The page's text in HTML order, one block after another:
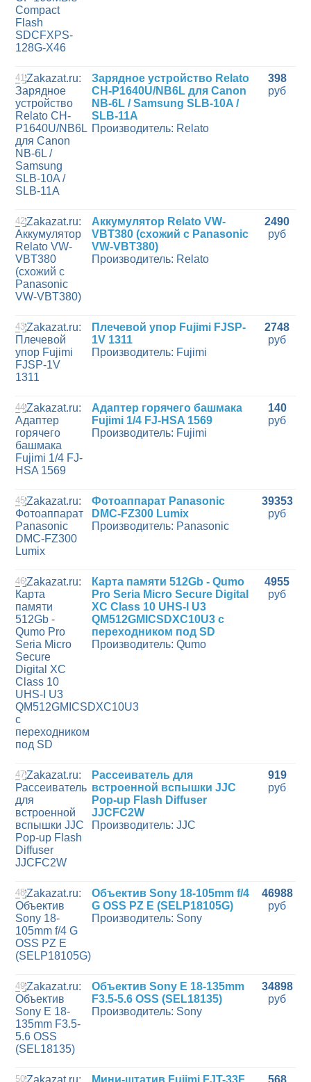
41
Зарядное устройство Relato
CH-P1640U/NB6L для Canon
NB-6L / Samsung SLB-10A /
SLB-11A
Производитель: Relato
398
руб
42
Аккумулятор Relato VW-
VBT380 (схожий с Panasonic
VW-VBT380)
Производитель: Relato
2490
руб
43
Плечевой упор Fujimi FJSP-
1V 1311
Производитель: Fujimi
2748
руб
44
Адаптер горячего башмака
Fujimi 1/4 FJ-HSA 1569
Производитель: Fujimi
140
руб
45
Фотоаппарат Panasonic
DMC-FZ300 Lumix
Производитель: Panasonic
39353
руб
46
Карта памяти 512Gb - Qumo
Pro Seria Micro Secure Digital
XC Class 10 UHS-I U3
QM512GMICSDXC10U3 с
переходником под SD
Производитель: Qumo
4955
руб
47
Рассеиватель для
встроенной вспышки JJC
Pop-up Flash Diffuser
JJCFC2W
Производитель: JJC
919
руб
48
Объектив Sony 18-105mm f/4
G OSS PZ E (SELP18105G)
Производитель: Sony
46988
руб
49
Объектив Sony E 18-135mm
F3.5-5.6 OSS (SEL18135)
Производитель: Sony
34898
руб
50 Мини-штатив Fujimi FJT-33F 568